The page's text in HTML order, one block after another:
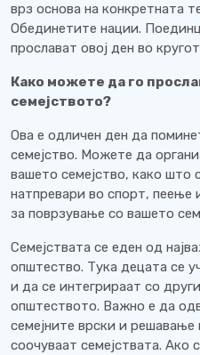
врз основа на конкретната
Обединетите нации.
прослават овој ден во
Како можете да го
семејството?
Ова е одличен ден да
семејство. Можете да
вашето семејство, како што
натпревари во спорт, пеење
за поврзување со вашето
Семејствата се еден од
општество. Тука децата се
и да се интегрираат со
општеството. Важно е да
семејните врски и
соочуваат семејствата. Ако